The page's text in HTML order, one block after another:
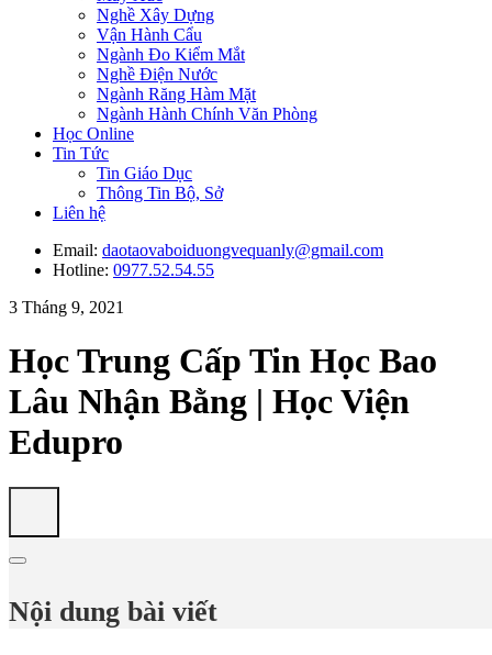
Nghề Xây Dựng
Vận Hành Cẩu
Ngành Đo Kiểm Mắt
Nghề Điện Nước
Ngành Răng Hàm Mặt
Ngành Hành Chính Văn Phòng
Học Online
Tin Tức
Tin Giáo Dục
Thông Tin Bộ, Sở
Liên hệ
Email: daotaovaboiduongvequanly@gmail.com
Hotline: 0977.52.54.55
3 Tháng 9, 2021
Học Trung Cấp Tin Học Bao
Lâu Nhận Bằng | Học Viện
Edupro
Nội dung bài viết